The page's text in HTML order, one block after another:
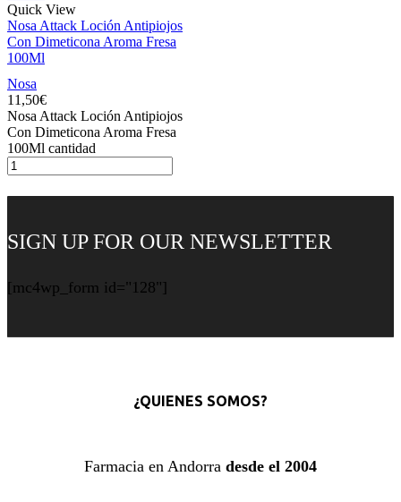
Quick View
Nosa Attack Loción Antipiojos
Con Dimeticona Aroma Fresa
100Ml
Nosa
11,50€
Nosa Attack Loción Antipiojos
Con Dimeticona Aroma Fresa
100Ml cantidad
SIGN UP FOR OUR NEWSLETTER
[mc4wp_form id="128"]
¿QUIENES SOMOS?
Farmacia en Andorra desde el 2004